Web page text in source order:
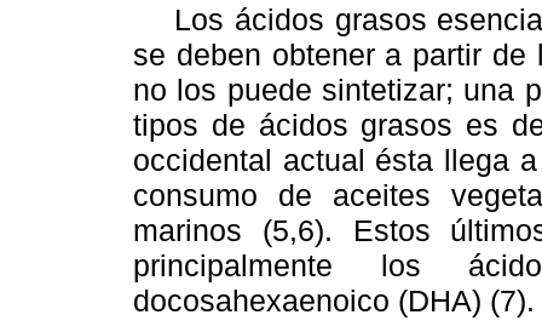
Los ácidos grasos
se deben obtener a partir
no los puede sintetizar; una
tipos de ácidos grasos es
occidental actual ésta llega
consumo de aceites
marinos (5,6). Estos
principalmente los
docosahexaenoico (DHA) (7).